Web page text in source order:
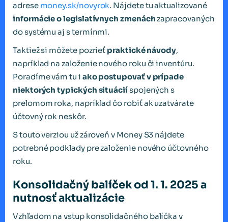
adrese money.sk/novyrok. Nájdete tu aktualizované
informácie o legislatívnych zmenáchzapracovaných
do systému aj s termínmi.
Taktiež si môžete pozrieť praktické návody,
napríklad na založenie nového roku či inventúru.
Poradíme vám tu i ako postupovať v prípade
niektorých typických situáciíspojených s
prelomom roka, napríklad čo robiť ak uzatvárate
účtovný rok neskôr.
S touto verziou už zároveň v Money S3 nájdete
potrebné podklady pre založenie nového účtovného
roku.
Konsolidačný balíček od 1. 1. 2025 a
nutnosť aktualizácie
Vzhľadom na vstup konsolidačného balíčka v